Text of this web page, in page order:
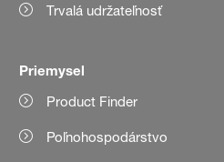
Trvalá udržateľnosť
Priemysel
Product Finder
Poľnohospodárstvo